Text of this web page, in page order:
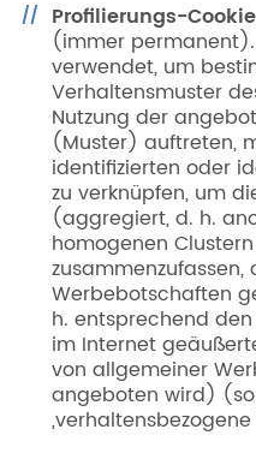
Profilierungs-
(immer permanent).
verwendet, um
Verhaltensmuster
Nutzung der
(Muster) auftreten,
identifizierten oder
zu verknüpfen, um
(aggregiert, d. h.
homogenen
Werbebotschaften
h. entsprechend
im Internet
von allgemeiner
angeboten wird)